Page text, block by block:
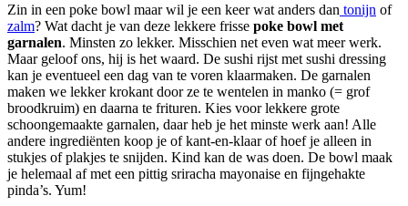
Zin in een poke bowl maar wil je een keer wat anders dan tonijn of
zalm? Wat dacht je van deze lekkere frisse poke bowl met
garnalen. Minsten zo lekker. Misschien net even wat meer werk.
Maar geloof ons, hij is het waard. De sushi rijst met sushi dressing
kan je eventueel een dag van te voren klaarmaken. De garnalen
maken we lekker krokant door ze te wentelen in manko (= grof
broodkruim) en daarna te frituren. Kies voor lekkere grote
schoongemaakte garnalen, daar heb je het minste werk aan! Alle
andere ingrediënten koop je of kant-en-klaar of hoef je alleen in
stukjes of plakjes te snijden. Kind kan de was doen. De bowl maak
je helemaal af met een pittig sriracha mayonaise en fijngehakte
pinda’s. Yum!